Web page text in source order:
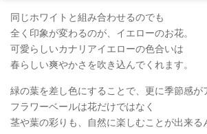
同じホワイトと組み合わせるのでも
全く印象が変わるのが、イエローのお花。
可愛らしいカナリアイエローの色合いは
春らしい爽やかさを吹き込んでくれます。
緑の葉を差し色にすることで、更に季節感
フラワーベールは花だけではなく
茎や葉の彩りも、自然に楽しむことが出来る